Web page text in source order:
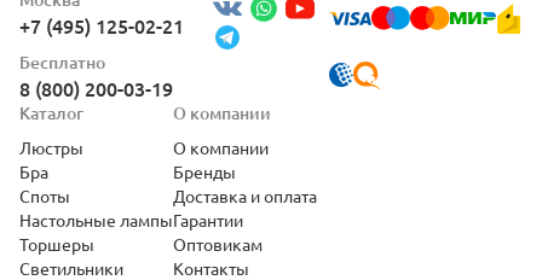
+7 (495) 125-02-21
Бесплатно
8 (800) 200-03-19
Каталог
Люстры
Бра
Споты
Настольные лампы
Торшеры
Светильники
О компании
О компании
Бренды
Доставка и оплата
Гарантии
Оптовикам
Контакты